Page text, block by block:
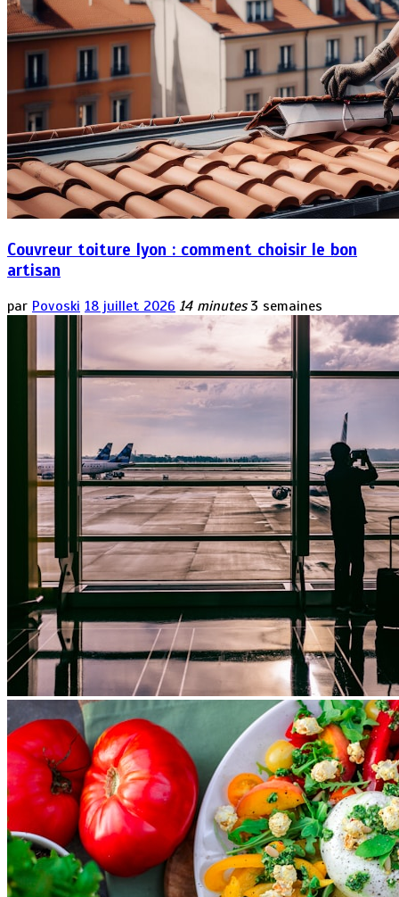
Couvreur toiture lyon : comment choisir le bon
artisan
par Povoski 18 juillet 2026 14 minutes 3 semaines